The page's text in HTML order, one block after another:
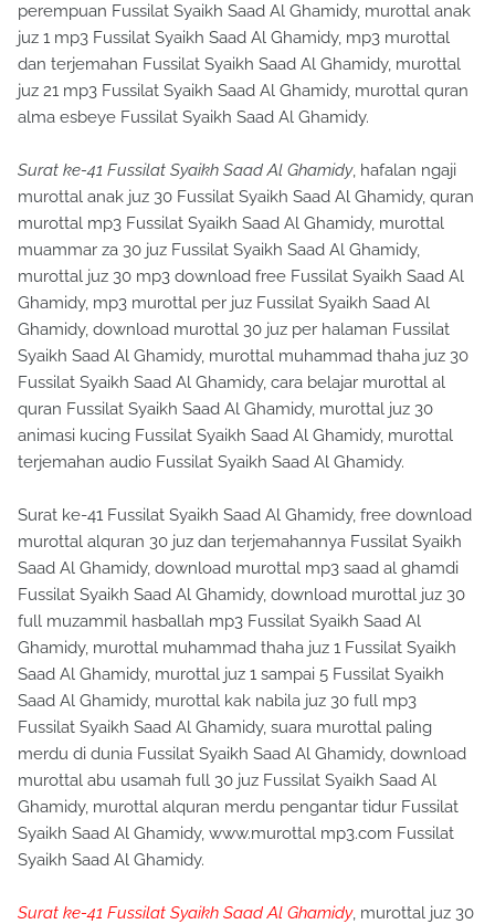
perempuan Fussilat Syaikh Saad Al Ghamidy, murottal anak
juz 1 mp3 Fussilat Syaikh Saad Al Ghamidy, mp3 murottal
dan terjemahan Fussilat Syaikh Saad Al Ghamidy, murottal
juz 21 mp3 Fussilat Syaikh Saad Al Ghamidy, murottal quran
alma esbeye Fussilat Syaikh Saad Al Ghamidy.
Surat ke-41 Fussilat Syaikh Saad Al Ghamidy, hafalan ngaji
murottal anak juz 30 Fussilat Syaikh Saad Al Ghamidy, quran
murottal mp3 Fussilat Syaikh Saad Al Ghamidy, murottal
muammar za 30 juz Fussilat Syaikh Saad Al Ghamidy,
murottal juz 30 mp3 download free Fussilat Syaikh Saad Al
Ghamidy, mp3 murottal per juz Fussilat Syaikh Saad Al
Ghamidy, download murottal 30 juz per halaman Fussilat
Syaikh Saad Al Ghamidy, murottal muhammad thaha juz 30
Fussilat Syaikh Saad Al Ghamidy, cara belajar murottal al
quran Fussilat Syaikh Saad Al Ghamidy, murottal juz 30
animasi kucing Fussilat Syaikh Saad Al Ghamidy, murottal
terjemahan audio Fussilat Syaikh Saad Al Ghamidy.
Surat ke-41 Fussilat Syaikh Saad Al Ghamidy, free download
murottal alquran 30 juz dan terjemahannya Fussilat Syaikh
Saad Al Ghamidy, download murottal mp3 saad al ghamdi
Fussilat Syaikh Saad Al Ghamidy, download murottal juz 30
full muzammil hasballah mp3 Fussilat Syaikh Saad Al
Ghamidy, murottal muhammad thaha juz 1 Fussilat Syaikh
Saad Al Ghamidy, murottal juz 1 sampai 5 Fussilat Syaikh
Saad Al Ghamidy, murottal kak nabila juz 30 full mp3
Fussilat Syaikh Saad Al Ghamidy, suara murottal paling
merdu di dunia Fussilat Syaikh Saad Al Ghamidy, download
murottal abu usamah full 30 juz Fussilat Syaikh Saad Al
Ghamidy, murottal alquran merdu pengantar tidur Fussilat
Syaikh Saad Al Ghamidy, www.murottal mp3.com Fussilat
Syaikh Saad Al Ghamidy.
Surat ke-41 Fussilat Syaikh Saad Al Ghamidy, murottal juz 30